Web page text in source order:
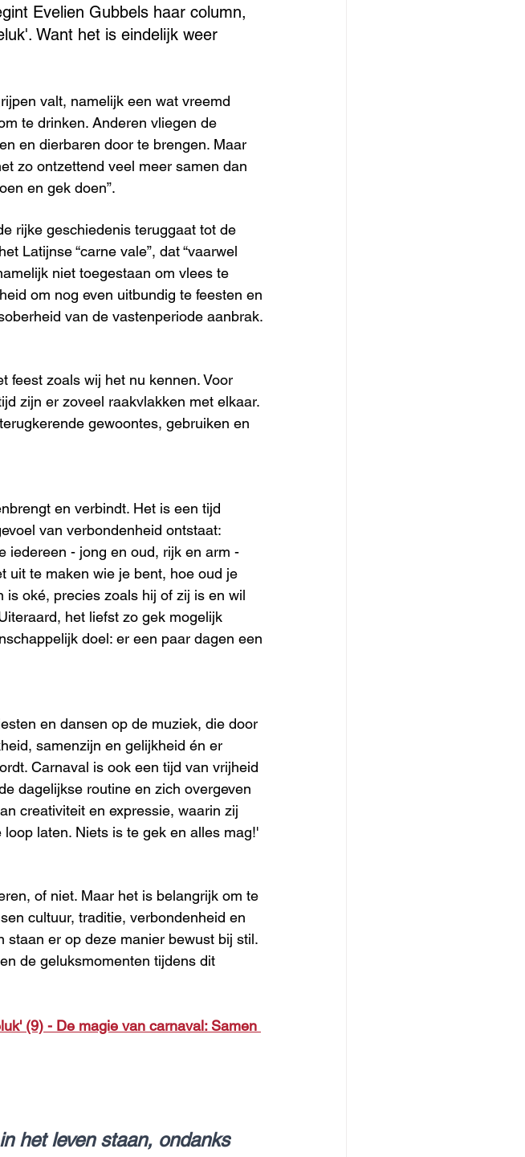
Evelien Gubbels haar column,
Want het is eindelijk weer
valt, namelijk een wat vreemd
te drinken. Anderen vliegen de
en dierbaren door te brengen. Maar
zo ontzettend veel meer samen dan
en gek doen”.
rijke geschiedenis teruggaat tot de
Latijnse “carne vale”, dat “vaarwel
niet toegestaan om vlees te
om nog even uitbundig te feesten en
van de vastenperiode aanbrak.
feest zoals wij het nu kennen. Voor
zijn er zoveel raakvlakken met elkaar.
gewoontes, gebruiken en
en verbindt. Het is een tijd
van verbondenheid ontstaat:
iedereen - jong en oud, rijk en arm -
uit te maken wie je bent, hoe oud je
oké, precies zoals hij of zij is en wil
het liefst zo gek mogelijk
doel: er een paar dagen een
en dansen op de muziek, die door
samenzijn en gelijkheid én er
Carnaval is ook een tijd van vrijheid
dagelijkse routine en zich overgeven
creativiteit en expressie, waarin zij
laten. Niets is te gek en alles mag!'
of niet. Maar het is belangrijk om te
cultuur, traditie, verbondenheid en
staan er op deze manier bewust bij stil.
de geluksmomenten tijdens dit
(9) - De magie van carnaval: Samen
het leven staan, ondanks